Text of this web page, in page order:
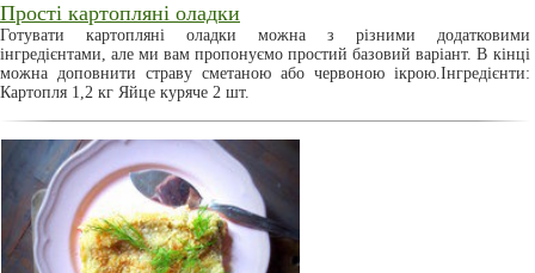
Прості картопляні оладки
Готувати картопляні оладки можна з різними додатковими
інгредієнтами, але ми вам пропонуємо простий базовий варіант. В кінці
можна доповнити страву сметаною або червоною ікрою.Інгредієнти:
Картопля 1,2 кг Яйце куряче 2 шт.